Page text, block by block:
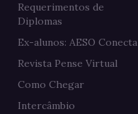
Requerimentos de
Diplomas
Ex-alunos: AESO Conecta
Revista Pense Virtual
Como Chegar
Intercâmbio